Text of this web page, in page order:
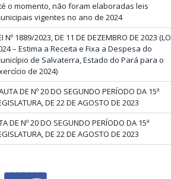
o momento, não foram elaboradas leis
vigentes no ano de 2024
Nº 1889/2023, DE 11 DE DEZEMBRO DE 2023
– Estima a Receita e Fixa a Despesa do
de Salvaterra, Estado do Pará para o
de 2024)
DE Nº 20 DO SEGUNDO PERÍODO DA 15ª
DE 22 DE AGOSTO DE 2023
DE Nº 20 DO SEGUNDO PERÍODO DA 15ª
DE 22 DE AGOSTO DE 2023